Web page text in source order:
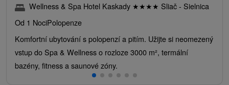
Wellness & Spa Hotel Kaskady ★★★★ Sliač - Sielnica
Od 1 NociPolopenze
Komfortní ubytování s polopenzí a pitím. Užijte si neomezený
vstup do Spa & Wellness o rozloze 3000 m², termální
bazény, fitness a saunové zóny.